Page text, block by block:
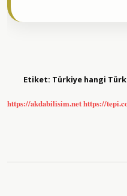
Etiket: Türkiye hangi
https://akdabilisim.nethttps://